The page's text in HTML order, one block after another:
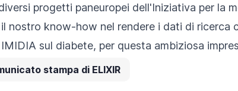
progetti paneuropei dell'Iniziativa per la
nostro know-how nel rendere i dati di
sul diabete, per questa ambiziosa
stampa di ELIXIR